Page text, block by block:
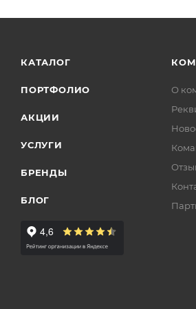
КАТАЛОГ
ПОРТФОЛИО
АКЦИИ
УСЛУГИ
БРЕНДЫ
БЛОГ
О